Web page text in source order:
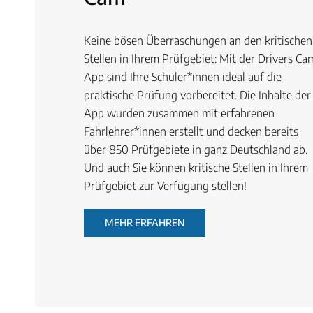
Keine bösen Überraschungen an den kritischen
Stellen in Ihrem Prüfgebiet: Mit der Drivers
App sind Ihre Schüler*innen ideal auf die
praktische Prüfung vorbereitet. Die Inhalte der
App wurden zusammen mit erfahrenen
Fahrlehrer*innen erstellt und decken bereits
über 850 Prüfgebiete in ganz Deutschland ab.
Und auch Sie können kritische Stellen in Ihrem
Prüfgebiet zur Verfügung stellen!
MEHR ERFAHREN